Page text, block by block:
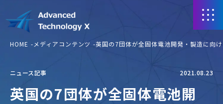
HOME メディアコンテンツ 英国の7団体が全固体電池開発・製造に向
ニュース記事 2021.08.23
英国の7団体が全固体電池開